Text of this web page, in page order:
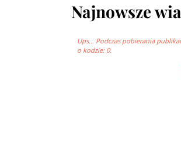
Najnowsze
Ups… Podczas pobierania
o kodzie: 0.